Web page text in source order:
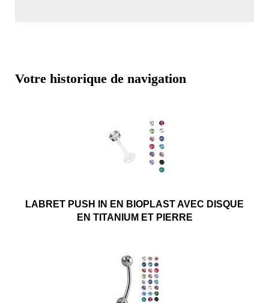
Votre historique de navigation
LABRET PUSH IN EN BIOPLAST AVEC DISQUE
EN TITANIUM ET PIERRE